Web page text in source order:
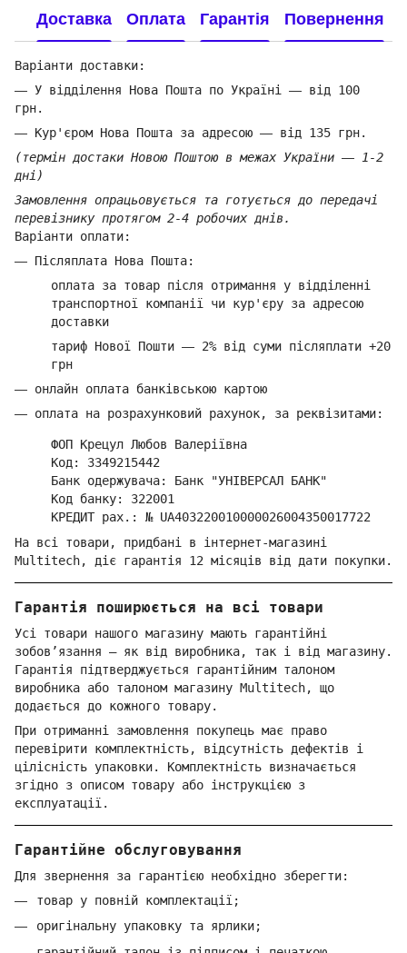
Доставка Оплата Гарантія Повернення
Варіанти доставки:
— У відділення Нова Пошта по Україні — від 100
грн.
— Кур'єром Нова Пошта за адресою — від 135 грн.
(термін достаки Новою Поштою в межах України — 1-2
дні)
Замовлення опрацьовується та готується до передачі
перевізнику протягом 2-4 робочих днів.
Варіанти оплати:
— Післяплата Нова Пошта:
оплата за товар після отримання у відділенні
транспортної компанії чи кур'єру за адресою
доставки
тариф Нової Пошти — 2% від суми післяплати +20
грн
— онлайн оплата банківською картою
— оплата на розрахунковий рахунок, за реквізитами:
ФОП Крецул Любов Валеріївна
Код: 3349215442
Банк одержувача: Банк "УНІВЕРСАЛ БАНК"
Код банку: 322001
КРЕДИТ рах.: № UA403220010000026004350017722
На всі товари, придбані в інтернет-магазині
Multitech, діє гарантія 12 місяців від дати покупки.
Гарантія поширюється на всі товари
Усі товари нашого магазину мають гарантійні
зобов’язання — як від виробника, так і від магазину.
Гарантія підтверджується гарантійним талоном
виробника або талоном магазину Multitech, що
додається до кожного товару.
При отриманні замовлення покупець має право
перевірити комплектність, відсутність дефектів і
цілісність упаковки. Комплектність визначається
згідно з описом товару або інструкцією з
експлуатації.
Гарантійне обслуговування
Для звернення за гарантією необхідно зберегти:
товар у повній комплектації;
оригінальну упаковку та ярлики;